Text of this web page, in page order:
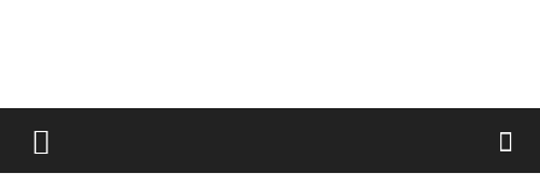
Французский